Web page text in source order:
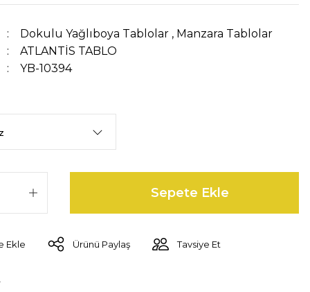
Dokulu Yağlıboya Tablolar , Manzara Tablolar
ATLANTİS TABLO
YB-10394
Sepete Ekle
Ürünü Paylaş Tavsiye Et